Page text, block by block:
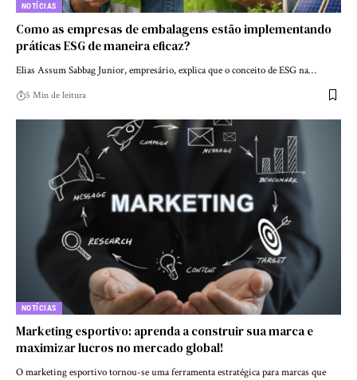
NOTÍCIAS
Como as empresas de embalagens estão implementando
práticas ESG de maneira eficaz?
Elias Assum Sabbag Junior, empresário, explica que o conceito de ESG na…
5 Min de leitura
NOTÍCIAS
Marketing esportivo: aprenda a construir sua marca e
maximizar lucros no mercado global!
O marketing esportivo tornou-se uma ferramenta estratégica para marcas que